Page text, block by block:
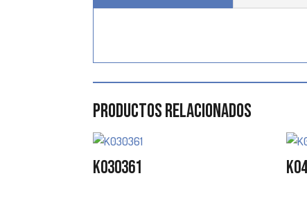
Productos relacionados
K030361